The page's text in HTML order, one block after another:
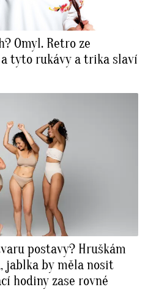
Omyl. Retro ze
tyto rukávy a trika slaví
postavy? Hruškám
jablka by měla nosit
hodiny zase rovné